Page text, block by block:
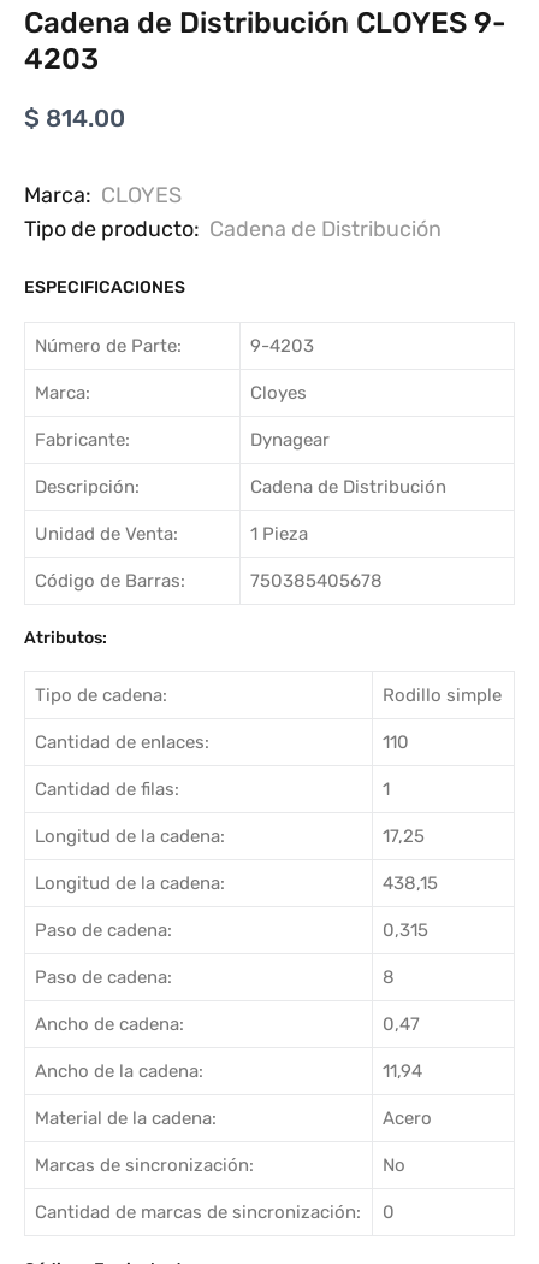
Cadena de Distribución CLOYES 9-
4203
$ 814.00
Marca: CLOYES
Tipo de producto: Cadena de Distribución
ESPECIFICACIONES
Número de Parte: 9-4203
Marca: Cloyes
Fabricante: Dynagear
Descripción: Cadena de Distribución
Unidad de Venta: 1 Pieza
Código de Barras: 750385405678
Atributos:
Tipo de cadena: Rodillo simple
Cantidad de enlaces: 110
Cantidad de filas: 1
Longitud de la cadena: 17,25
Longitud de la cadena: 438,15
Paso de cadena: 0,315
Paso de cadena: 8
Ancho de cadena: 0,47
Ancho de la cadena: 11,94
Material de la cadena: Acero
Marcas de sincronización: No
Cantidad de marcas de sincronización: 0